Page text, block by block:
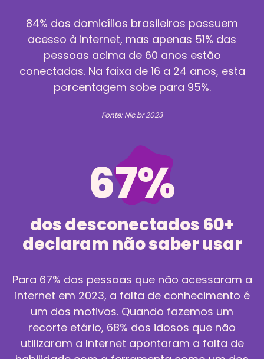
84% dos domicílios brasileiros possuem
acesso à internet, mas apenas 51% das
pessoas acima de 60 anos estão
conectadas. Na faixa de 16 a 24 anos, esta
porcentagem sobe para 95%.
Fonte: Nic.br 2023
67%
dos desconectados 60+
declaram não saber usar
Para 67% das pessoas que não acessaram a
internet em 2023, a falta de conhecimento é
um dos motivos. Quando fazemos um
recorte etário, 68% dos idosos que não
utilizaram a Internet apontaram a falta de